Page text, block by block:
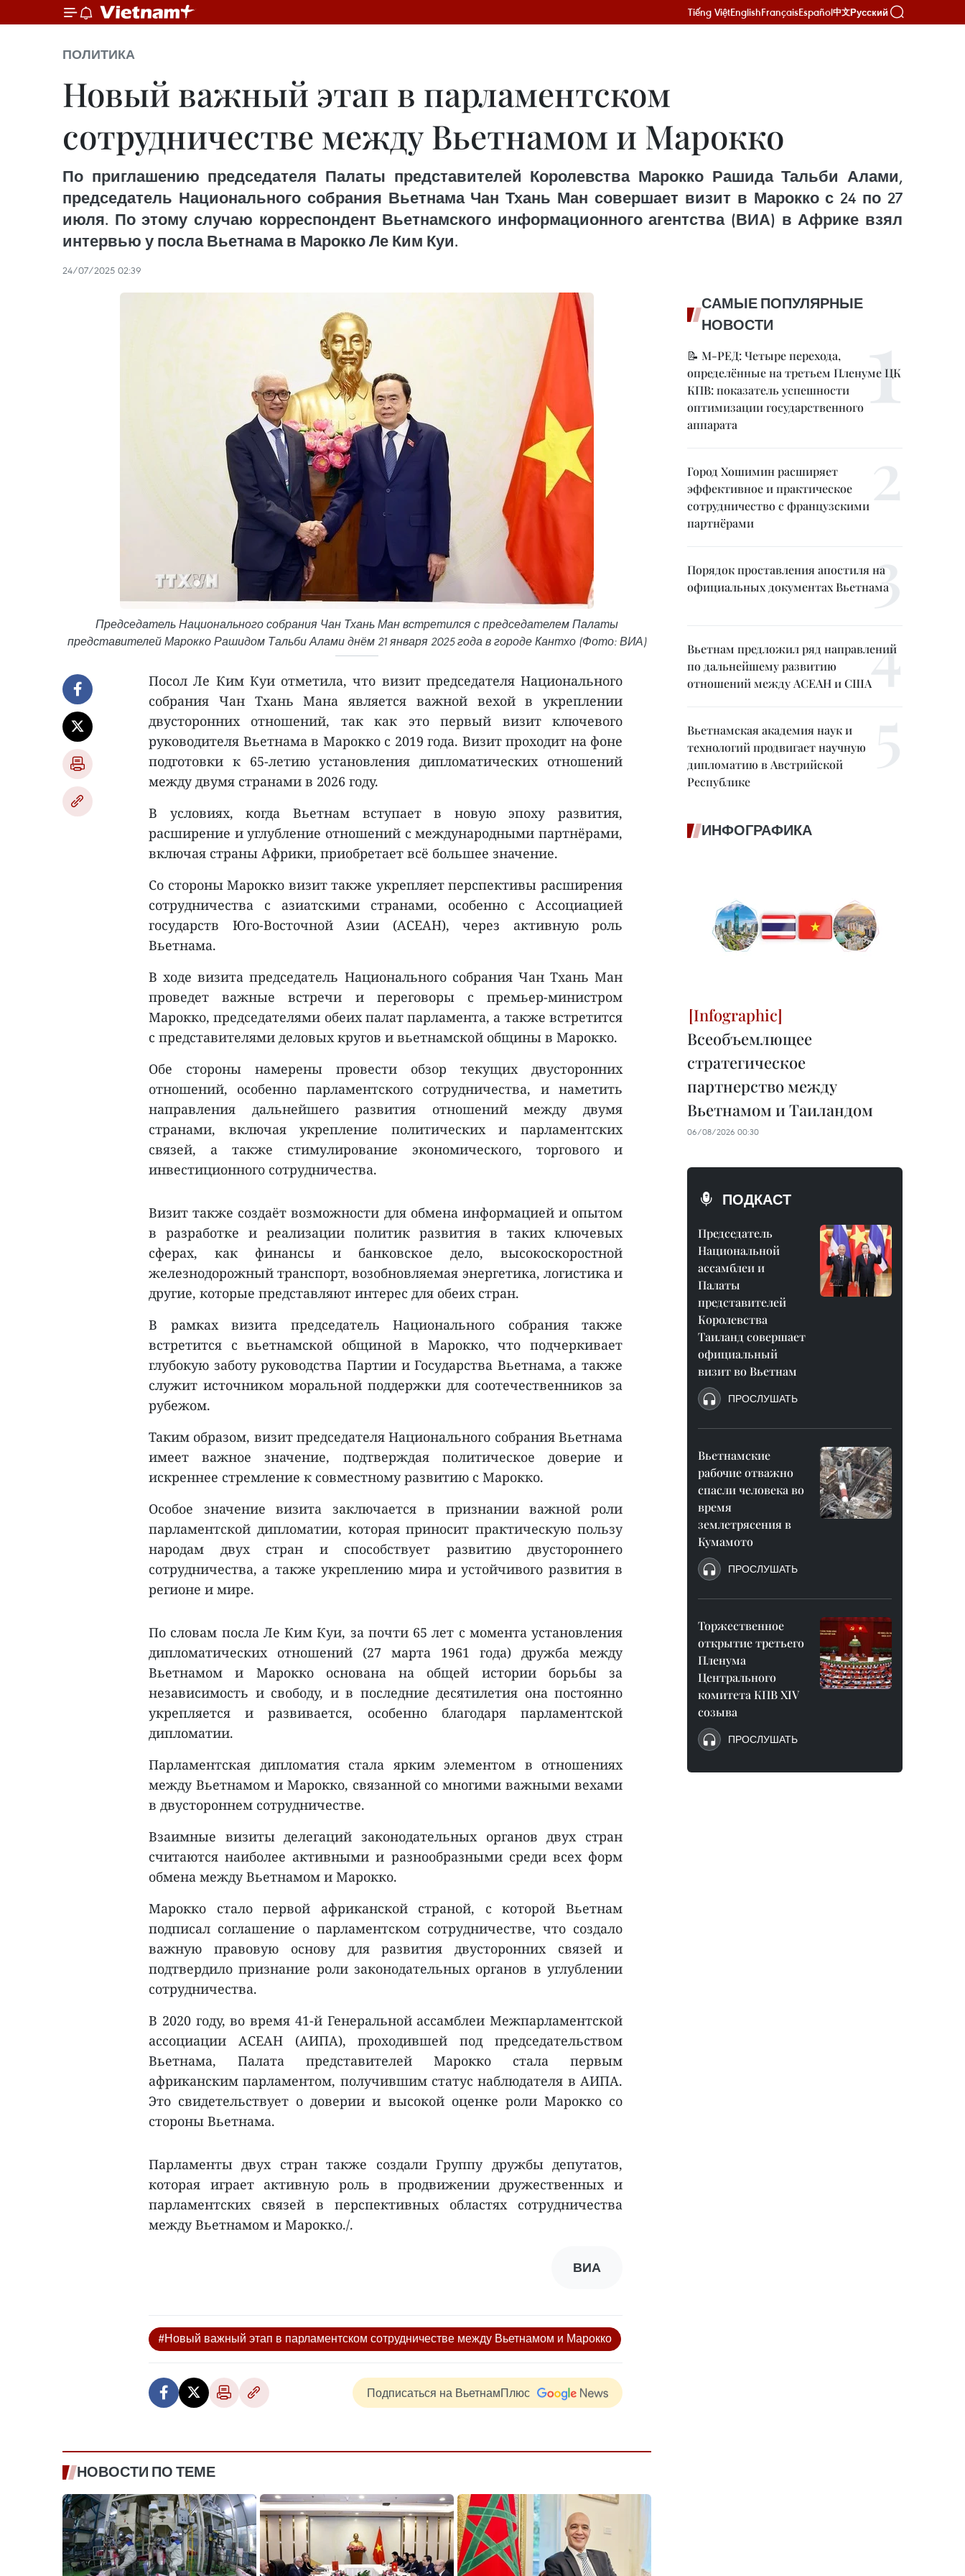
Tiếng ViệtEnglishFrançaisEspañol中文Русский
ПОЛИТИКА
Новый важный этап в парламентском
сотрудничестве между Вьетнамом и Марокко
По приглашению председателя Палаты представителей Королевства Марокко Рашида Тальби Алами,
председатель Национального собрания Вьетнама Чан Тхань Ман совершает визит в Марокко с 24 по 27
июля. По этому случаю корреспондент Вьетнамского информационного агентства (ВИА) в Африке взял
интервью у посла Вьетнама в Марокко Ле Ким Куи.
24/07/2025 02:39
Председатель Национального собрания Чан Тхань Ман встретился с председателем Палаты
представителей Марокко Рашидом Тальби Алами днём 21 января 2025 года в городе Кантхо (Фото: ВИА)
Посол Ле Ким Куи отметила, что визит председателя Национального
собрания Чан Тхань Мана является важной вехой в укреплении
двусторонних отношений, так как это первый визит ключевого
руководителя Вьетнама в Марокко с 2019 года. Визит проходит на фоне
подготовки к 65-летию установления дипломатических отношений
между двумя странами в 2026 году.
В условиях, когда Вьетнам вступает в новую эпоху развития,
расширение и углубление отношений с международными партнёрами,
включая страны Африки, приобретает всё большее значение.
Со стороны Марокко визит также укрепляет перспективы расширения
сотрудничества с азиатскими странами, особенно с Ассоциацией
государств Юго-Восточной Азии (АСЕАН), через активную роль
Вьетнама.
В ходе визита председатель Национального собрания Чан Тхань Ман
проведет важные встречи и переговоры с премьер-министром
Марокко, председателями обеих палат парламента, а также встретится
с представителями деловых кругов и вьетнамской общины в Марокко.
Обе стороны намерены провести обзор текущих двусторонних
отношений, особенно парламентского сотрудничества, и наметить
направления дальнейшего развития отношений между двумя
странами, включая укрепление политических и парламентских
связей, а также стимулирование экономического, торгового и
инвестиционного сотрудничества.
Визит также создаёт возможности для обмена информацией и опытом
в разработке и реализации политик развития в таких ключевых
сферах, как финансы и банковское дело, высокоскоростной
железнодорожный транспорт, возобновляемая энергетика, логистика и
другие, которые представляют интерес для обеих стран.
В рамках визита председатель Национального собрания также
встретится с вьетнамской общиной в Марокко, что подчеркивает
глубокую заботу руководства Партии и Государства Вьетнама, а также
служит источником моральной поддержки для соотечественников за
рубежом.
Таким образом, визит председателя Национального собрания Вьетнама
имеет важное значение, подтверждая политическое доверие и
искреннее стремление к совместному развитию с Марокко.
Особое значение визита заключается в признании важной роли
парламентской дипломатии, которая приносит практическую пользу
народам двух стран и способствует развитию двустороннего
сотрудничества, а также укреплению мира и устойчивого развития в
регионе и мире.
По словам посла Ле Ким Куи, за почти 65 лет с момента установления
дипломатических отношений (27 марта 1961 года) дружба между
Вьетнамом и Марокко основана на общей истории борьбы за
независимость и свободу, и в последние десятилетия она постоянно
укрепляется и развивается, особенно благодаря парламентской
дипломатии.
Парламентская дипломатия стала ярким элементом в отношениях
между Вьетнамом и Марокко, связанной со многими важными вехами
в двустороннем сотрудничестве.
Взаимные визиты делегаций законодательных органов двух стран
считаются наиболее активными и разнообразными среди всех форм
обмена между Вьетнамом и Марокко.
Марокко стало первой африканской страной, с которой Вьетнам
подписал соглашение о парламентском сотрудничестве, что создало
важную правовую основу для развития двусторонних связей и
подтвердило признание роли законодательных органов в углублении
сотрудничества.
В 2020 году, во время 41-й Генеральной ассамблеи Межпарламентской
ассоциации АСЕАН (АИПА), проходившей под председательством
Вьетнама, Палата представителей Марокко стала первым
африканским парламентом, получившим статус наблюдателя в АИПА.
Это свидетельствует о доверии и высокой оценке роли Марокко со
стороны Вьетнама.
Парламенты двух стран также создали Группу дружбы депутатов,
которая играет активную роль в продвижении дружественных и
парламентских связей в перспективных областях сотрудничества
между Вьетнамом и Марокко./.
ВИА
#Новый важный этап в парламентском сотрудничестве между Вьетнамом и Марокко
Подписаться на ВьетнамПлюс
НОВОСТИ ПО ТЕМЕ
САМЫЕ ПОПУЛЯРНЫЕ
НОВОСТИ
📝 М-РЕД: Четыре перехода,
определённые на третьем Пленуме ЦК
КПВ: показатель успешности
оптимизации государственного
аппарата
Город Хошимин расширяет
эффективное и практическое
сотрудничество с французскими
партнёрами
Порядок проставления апостиля на
официальных документах Вьетнама
Вьетнам предложил ряд направлений
по дальнейшему развитию
отношений между АСЕАН и США
Вьетнамская академия наук и
технологий продвигает научную
дипломатию в Австрийской
Республике
ИНФОГРАФИКА
Всеобъемлющее
стратегическое
партнерство между
Вьетнамом и Таиландом
06/08/2026 00:30
ПОДКАСТ
Председатель
Национальной
ассамблеи и
Палаты
представителей
Королевства
Таиланд совершает
официальный
визит во Вьетнам
ПРОСЛУШАТЬ
Вьетнамские
рабочие отважно
спасли человека во
время
землетрясения в
Кумамото
ПРОСЛУШАТЬ
Торжественное
открытие третьего
Пленума
Центрального
комитета КПВ XIV
созыва
ПРОСЛУШАТЬ